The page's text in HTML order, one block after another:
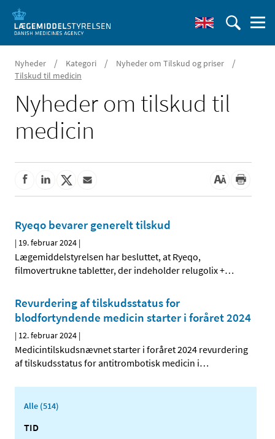
Nyheder / Kategori / Nyheder om Tilskud og priser /
Tilskud til medicin
Nyheder om tilskud til
medicin
Ryeqo bevarer generelt tilskud
| 19. februar 2024 |
Lægemiddelstyrelsen har besluttet, at Ryeqo,
filmovertrukne tabletter, der indeholder relugolix +…
Revurdering af tilskudsstatus for
blodfortyndende medicin starter i foråret 2024
| 12. februar 2024 |
Medicintilskudsnævnet starter i foråret 2024 revurdering
af tilskudsstatus for antitrombotisk medicin i…
Alle (514)
TID